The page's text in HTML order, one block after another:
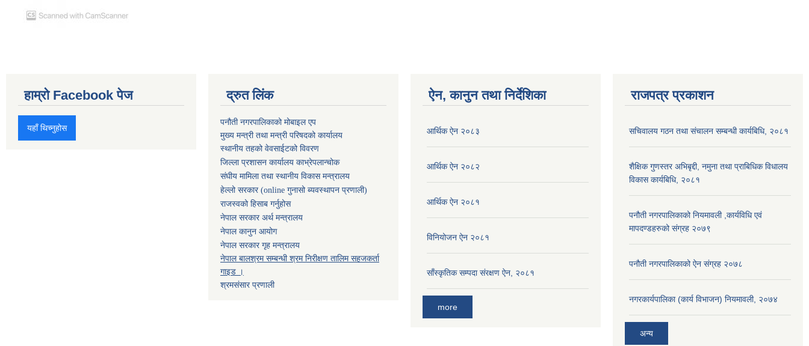
हाम्रो Facebook पेज
यहाँ थिच्नुहोस
द्रुत लिंक
पनौती नगरपालिकाको मोबाइल एप
मुख्य मन्त्री तथा मन्त्री परिषदको कार्यालय
स्थानीय तहको वेवसाईटको विवरण
जिल्ला प्रशासन कार्यालय काभ्रेपलान्चोक
संघीय मामिला तथा स्थानीय विकास मन्त्रालय
हेल्लो सरकार (online गुनासो ब्यवस्थापन प्रणाली)
राजस्वको हिसाब गर्नुहोस
नेपाल सरकार अर्थ मन्त्रालय
नेपाल कानुन आयोग
नेपाल सरकार गृह मन्त्रालय
नेपाल बालश्रम सम्बन्धी श्रम निरीक्षण तालिम सहजकर्ता
गाइड ।
श्रमसंसार प्रणाली
ऐन, कानुन तथा निर्देशिका
आर्थिक ऐन २०८३
आर्थिक ऐन २०८२
आर्थिक ऐन २०८१
विनियोजन ऐन २०८१
साँस्कृतिक सम्पदा संरक्षण ऐन, २०८१
more
राजपत्र प्रकाशन
सचिवालय गठन तथा संचालन सम्बन्धी कार्यबिधि, २०८१
शैक्षिक गुणस्तर अभिबृद्दी, नमुना तथा प्राबिधिक विधालय
विकास कार्यबिधि, २०८१
पनौती नगरपालिकाको नियमावली ,कार्यविधि एवं
मापदण्डहरुको संग्रह २०७९
पनौती नगरपालिकाको ऐन संग्रह २०७८
नगरकार्यपालिका (कार्य विभाजन) नियमावली, २०७४
अन्य